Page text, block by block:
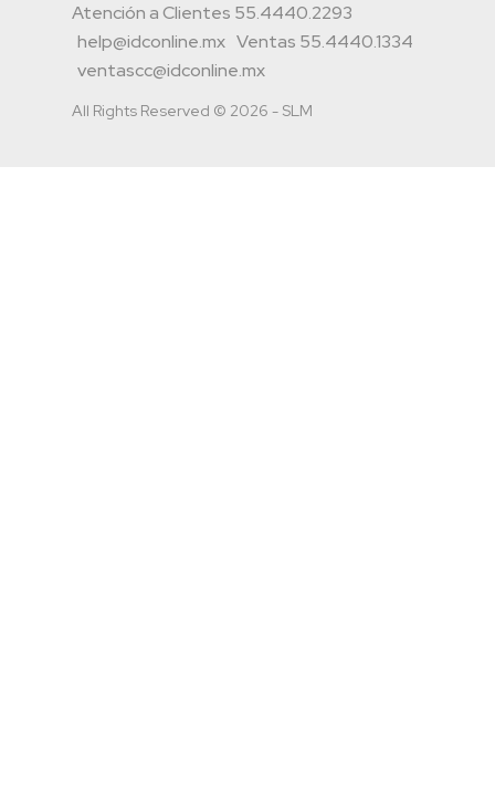
Atención a Clientes 55.4440.2293
help@idconline.mx Ventas 55.4440.1334
ventascc@idconline.mx
All Rights Reserved © 2026 - SLM